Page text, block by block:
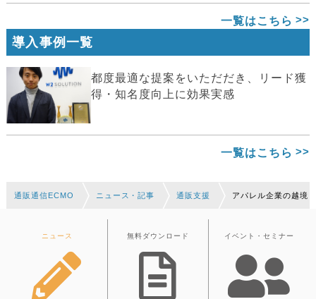
一覧はこちら
導入事例一覧
都度最適な提案をいただだき、リード獲
得・知名度向上に効果実感
一覧はこちら
通販通信ECMO ニュース・記事 通販支援 アパレル企業の越境
ニュース 無料ダウンロード イベント・セミナー